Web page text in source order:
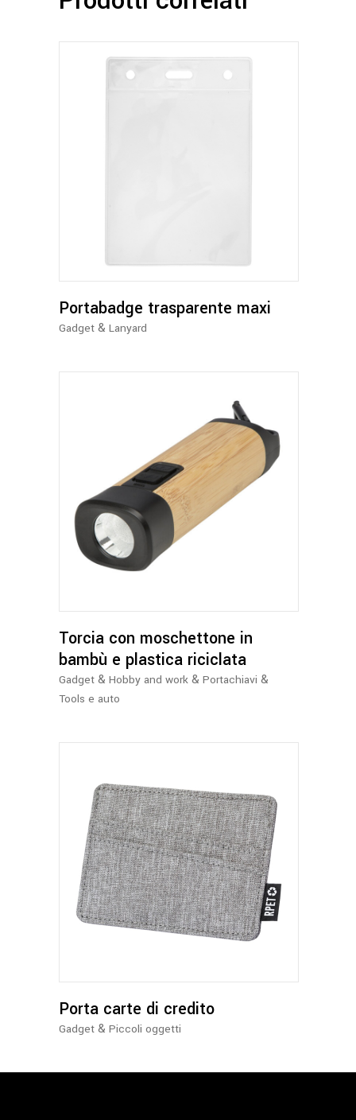
Portabadge trasparente maxi
Gadget & Lanyard
Torcia con moschettone in
bambù e plastica riciclata
Gadget & Hobby and work & Portachiavi &
Tools e auto
Questo
prodotto
ha
più
opzioni
possono
essere
Porta carte di credito
Gadget & Piccoli oggetti